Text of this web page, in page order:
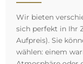
Wir bieten
sich perfekt in Ihr
Aufpreis). Sie
wählen: einem